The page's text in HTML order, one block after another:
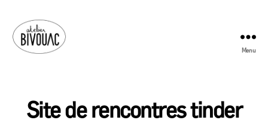
Menu
Site de rencontres tinder